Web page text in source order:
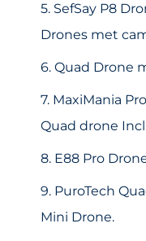
5. SefSay P8
Drones met
6. Quad Drone
7. MaxiMania
Quad drone
8. E88 Pro
9. PuroTech
Mini Drone.